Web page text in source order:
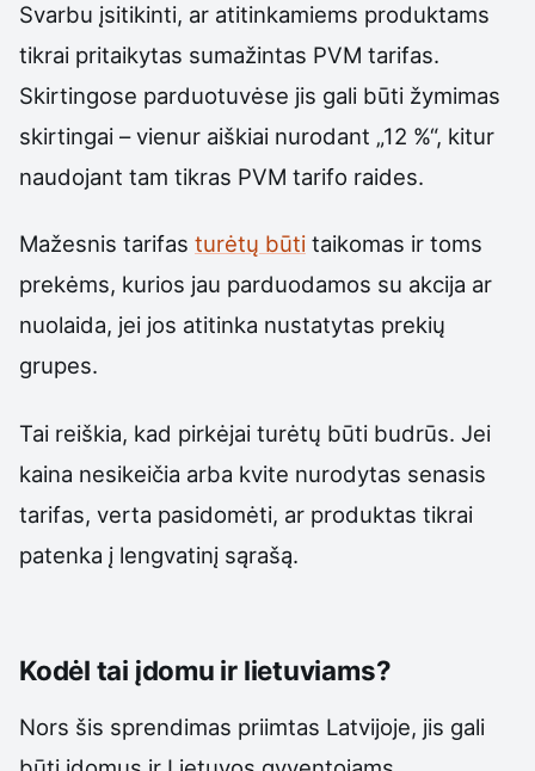
Svarbu įsitikinti, ar atitinkamiems produktams
tikrai pritaikytas sumažintas PVM tarifas.
Skirtingose parduotuvėse jis gali būti žymimas
skirtingai – vienur aiškiai nurodant „12 %“, kitur
naudojant tam tikras PVM tarifo raides.
Mažesnis tarifas turėtų būti taikomas ir toms
prekėms, kurios jau parduodamos su akcija ar
nuolaida, jei jos atitinka nustatytas prekių
grupes.
Tai reiškia, kad pirkėjai turėtų būti budrūs. Jei
kaina nesikeičia arba kvite nurodytas senasis
tarifas, verta pasidomėti, ar produktas tikrai
patenka į lengvatinį sąrašą.
Kodėl tai įdomu ir lietuviams?
Nors šis sprendimas priimtas Latvijoje, jis gali